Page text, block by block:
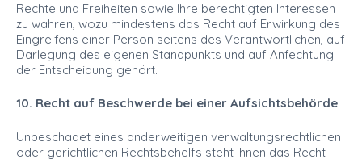
Rechte und Freiheiten sowie Ihre berechtigten Interessen
zu wahren, wozu mindestens das Recht auf Erwirkung des
Eingreifens einer Person seitens des Verantwortlichen, auf
Darlegung des eigenen Standpunkts und auf Anfechtung
der Entscheidung gehört.
10. Recht auf Beschwerde bei einer Aufsichtsbehörde
Unbeschadet eines anderweitigen verwaltungsrechtlichen
oder gerichtlichen Rechtsbehelfs steht Ihnen das Recht